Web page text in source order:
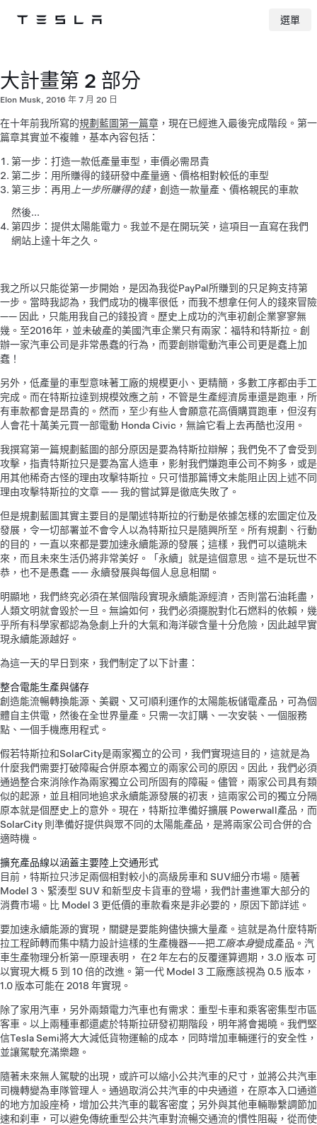
Tesla 選單
大計畫第 2 部分
Elon Musk, 2016 年 7 月 20 日
在十年前我所寫的規劃藍圖第一篇章 ，現在已經進入最後完成階段。第一
篇章其實並不複雜，基本內容包括：
第一步：打造一款低產量車型，車價必需昂貴
第二步：用所賺得的錢研發中產量適、價格相對較低的車型
第三步：再用 上一步所賺得的錢，創造一款量產、價格親民的車款
然後...
第四步：提供太陽能電力。我並不是在開玩笑，這項目一直寫在我們
網站上達十年之久。
我之所以只能從第一步開始，是因為我從PayPal所賺到的只足夠支持第
一步。當時我認為，我們成功的機率很低，而我不想拿任何人的錢來冒險
—— 因此，只能用我自己的錢投資。歷史上成功的汽車初創企業寥寥無
幾。至2016年，並未破產的美國汽車企業只有兩家：福特和特斯拉。創
辦一家汽車公司是非常愚蠢的行為，而要創辦電動汽車公司更是蠢上加
蠢！
另外，低產量的車型意味著工廠的規模更小、更精簡，多數工序都由手工
完成。而在特斯拉達到規模效應之前，不管是生產經濟房車還是跑車，所
有車款都會是昂貴的。然而，至少有些人會願意花高價購買跑車，但沒有
人會花十萬美元買一部電動 Honda Civic，無論它看上去再酷也沒用。
我撰寫第一篇規劃藍圖的部分原因是要為特斯拉辯解；我們免不了會受到
攻擊，指責特斯拉只是要為富人造車，影射我們嫌跑車公司不夠多，或是
用其他稀奇古怪的理由攻擊特斯拉。只可惜那篇博文未能阻止因上述不同
理由攻擊特斯拉的文章 —— 我的嘗試算是徹底失敗了。
但是規劃藍圖其實主要目的是闡述特斯拉的行動是依據怎樣的宏圖定位及
發展，令一切部署並不會令人以為特斯拉只是隨興所至。所有規劃、行動
的目的，一直以來都是要加速永續能源的發展；這樣，我們可以遠眺未
來，而且未來生活仍將非常美好。「永續」就是這個意思。這不是玩世不
恭，也不是愚蠢 —— 永續發展與每個人息息相關。
明顯地，我們終究必須在某個階段實現永續能源經濟，否則當石油耗盡，
人類文明就會毀於一旦。無論如何，我們必須擺脫對化石燃料的依賴，幾
乎所有科學家都認為急劇上升的大氣和海洋碳含量十分危險，因此越早實
現永續能源越好。
為這一天的早日到來，我們制定了以下計畫：
整合電能生產與儲存
創造能流暢轉換能源、美觀、又可順利運作的太陽能板儲電產品，可為個
體自主供電，然後在全世界量產。只需一次訂購、一次安裝、一個服務
點、一個手機應用程式。
假若特斯拉和SolarCity是兩家獨立的公司，我們實現這目的，這就是為
什麼我們需要打破障礙合併原本獨立的兩家公司的原因。因此，我們必須
通過整合來消除作為兩家獨立公司所固有的障礙。儘管，兩家公司具有類
似的起源，並且相同地追求永續能源發展的初衷，這兩家公司的獨立分隔
原本就是個歷史上的意外。現在，特斯拉準備好擴展 Powerwall產品，而
SolarCity 則準備好提供與眾不同的太陽能產品，是將兩家公司合併的合
適時機。
擴充產品線以涵蓋主要陸上交通形式
目前，特斯拉只涉足兩個相對較小的高級房車和 SUV細分市場。隨著
Model 3、緊湊型 SUV 和新型皮卡貨車的登場，我們計畫進軍大部分的
消費市場。比 Model 3 更低價的車款看來是非必要的，原因下節詳述。
要加速永續能源的實現，關鍵是要能夠儘快擴大量產。這就是為什麼特斯
拉工程師轉而集中精力設計這樣的生產機器——把工廠本身變成產品。汽
車生產物理分析第一原理表明， 在2 年左右的反覆運算週期，3.0 版本 可
以實現大概 5 到 10 倍的改進。第一代 Model 3 工廠應該視為 0.5 版本，
1.0 版本可能在 2018 年實現。
除了家用汽車，另外兩類電力汽車也有需求：重型卡車和乘客密集型市區
客車。以上兩種車都還處於特斯拉研發初期階段，明年將會揭曉。我們堅
信Tesla Semi將大大減低貨物運輸的成本，同時增加車輛運行的安全性，
並讓駕駛充滿樂趣。
隨著未來無人駕駛的出現，或許可以縮小公共汽車的尺寸，並將公共汽車
司機轉變為車隊管理人。通過取消公共汽車的中央通道，在原本入口通道
的地方加設座椅，增加公共汽車的載客密度；另外與其他車輛聯繫調節加
速和刹車，可以避免傳統重型公共汽車對流暢交通流的慣性阻礙，從而使